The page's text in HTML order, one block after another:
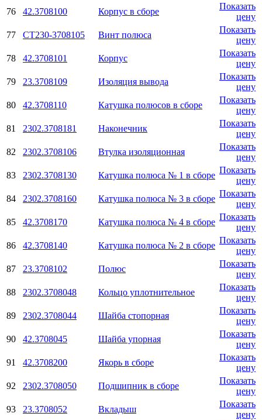
76
42.3708100 Корпус в сборе
Показать
цену
77
СТ230-3708105 Винт полюса
Показать
цену
78
42.3708101 Корпус
Показать
цену
79
23.3708109 Изоляция вывода
Показать
цену
80
42.3708110 Катушка полюсов в сборе
Показать
цену
81
2302.3708181 Наконечник
Показать
цену
82
2302.3708106 Втулка изоляционная
Показать
цену
83
2302.3708130 Катушка полюса № 1 в сборе
Показать
цену
84
2302.3708160 Катушка полюса № 3 в сборе
Показать
цену
85
42.3708170 Катушка полюса № 4 в сборе
Показать
цену
86
42.3708140 Катушка полюса № 2 в сборе
Показать
цену
87
23.3708102 Полюс
Показать
цену
88
2302.3708048 Кольцо уплотнительное
Показать
цену
89
2302.3708044 Шайба стопорная
Показать
цену
90
42.3708045 Шайба упорная
Показать
цену
91
42.3708200 Якорь в сборе
Показать
цену
92
2302.3708050 Подшипник в сборе
Показать
цену
93
23.3708052 Вкладыш
Показать
цену